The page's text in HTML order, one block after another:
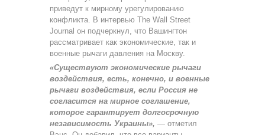
приведут к мирному урегулированию
конфликта. В интервью The Wall Street
Journal он подчеркнул, что Вашингтон
рассматривает как экономические, так и
военные рычаги давления на Москву.
«Существуют экономические рычаги
воздействия, есть, конечно, и военные
рычаги воздействия, если Россия не
согласится на мирное соглашение,
которое гарантирует долгосрочную
независимость Украины», — отметил